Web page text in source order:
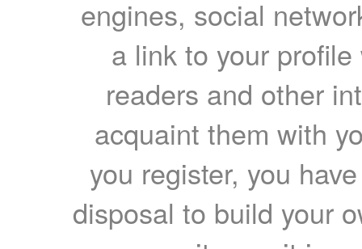
engines, social
a link to your
readers and other
acquaint them with
you register, you
disposal to build your